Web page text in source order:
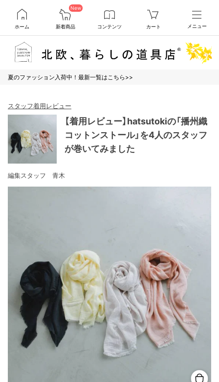
ホーム
New
新着商品 コンテンツ カート メニュー
夏のファッション入荷中！最新一覧はこちら>>
スタッフ着用レビュー
【着用レビュー】hatsutokiの「播州織
コットンストール」を4人のスタッフ
が巻いてみました
編集スタッフ 青木